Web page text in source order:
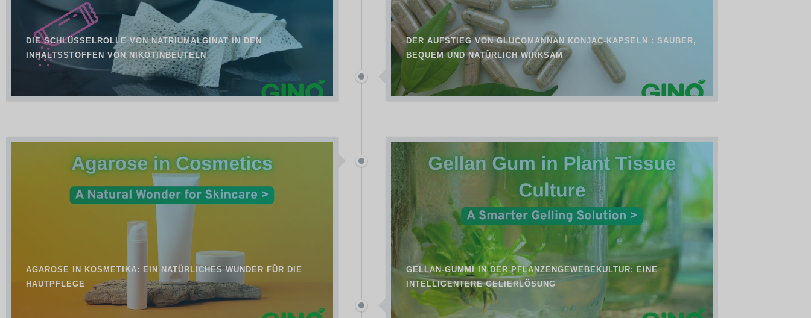
DIE SCHLÜSSELROLLE VON NATRIUMALGINAT IN DEN
INHALTSSTOFFEN VON NIKOTINBEUTELN
DER AUFSTIEG VON GLUCOMANNAN KONJAC-KAPSELN : SAUBER,
BEQUEM UND NATÜRLICH WIRKSAM
AGAROSE IN KOSMETIKA: EIN NATÜRLICHES WUNDER FÜR DIE
HAUTPFLEGE
GELLAN-GUMMI IN DER PFLANZENGEWEBEKULTUR: EINE
INTELLIGENTERE GELIERLÖSUNG